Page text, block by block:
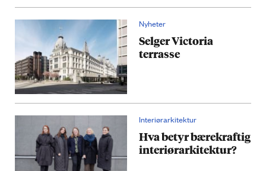
Nyheter
Selger Victoria
terrasse
Interiørarkitektur
Hva betyr bærekraftig
interiørarkitektur?